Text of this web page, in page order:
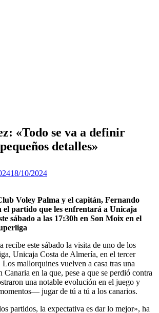
«Todo se va a definir
detalles»
18/10/2024
Voley Palma y el capitán, Fernando
el partido que les enfrentará a Unicaja
sábado a las 17:30h en Son Moix en el
recibe este sábado la visita de uno de los
Unicaja Costa de Almería, en el tercer
mallorquines vuelven a casa tras una
Canaria en la que, pese a que se perdió contra
una notable evolución en el juego y
jugar de tú a tú a los canarios.
partidos, la expectativa es dar lo mejor», ha